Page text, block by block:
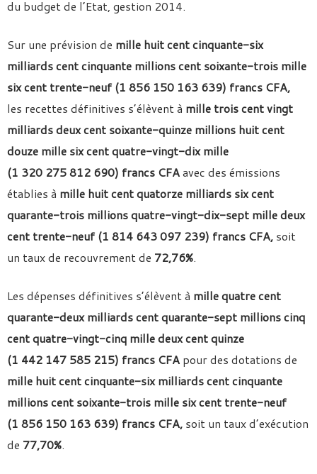
du budget de l’Etat, gestion 2014.
Sur une prévision de mille huit cent cinquante-six
milliards cent cinquante millions cent soixante-trois mille
six cent trente-neuf (1 856 150 163 639) francs CFA,
les recettes définitives s’élèvent à mille trois cent vingt
milliards deux cent soixante-quinze millions huit cent
douze mille six cent quatre-vingt-dix mille
(1 320 275 812 690) francs CFAavec des émissions
établies à mille huit cent quatorze milliards six cent
quarante-trois millions quatre-vingt-dix-sept mille deux
cent trente-neuf (1 814 643 097 239) francs CFA, soit
un taux de recouvrement de 72,76%.
Les dépenses définitives s’élèvent à mille quatre cent
quarante-deux milliards cent quarante-sept millions cinq
cent quatre-vingt-cinq mille deux cent quinze
(1 442 147 585 215) francs CFA pour des dotations de
mille huit cent cinquante-six milliards cent cinquante
millions cent soixante-trois mille six cent trente-neuf
(1 856 150 163 639) francs CFA, soit un taux d’exécution
de 77,70%.